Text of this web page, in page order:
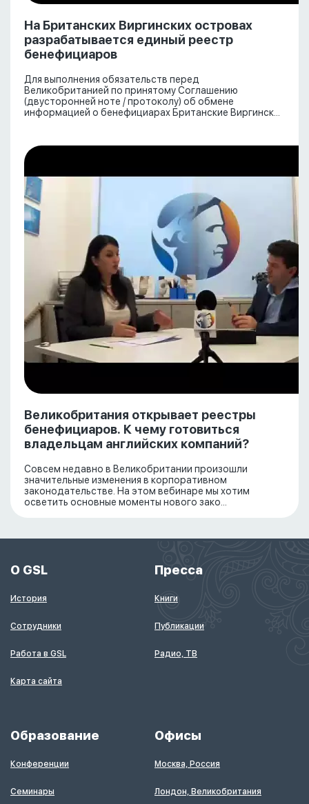
На Британских Виргинских островах
разрабатывается единый реестр
бенефициаров
Для выполнения обязательств перед
Великобританией по принятому Соглашению
(двусторонней ноте / протоколу) об обмене
информацией о бенефициарах Британские Виргинск...
Великобритания открывает реестры
бенефициаров. К чему готовиться
владельцам английских компаний?
Совсем недавно в Великобритании произошли
значительные изменения в корпоративном
законодательстве. На этом вебинаре мы хотим
осветить основные моменты нового зако...
О GSL
История
Сотрудники
Работа в GSL
Карта сайта
Пресса
Книги
Публикации
Радио, ТВ
Образование
Конференции
Семинары
Офисы
Москва, Россия
Лондон, Великобритания